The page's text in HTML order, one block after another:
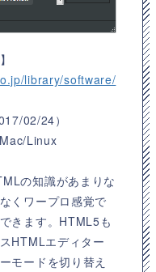
library/software/
02/24）
Linux
の知識があまりな
くワープロ感覚で
きます。HTML5も
HTMLエディター
モードを切り替え